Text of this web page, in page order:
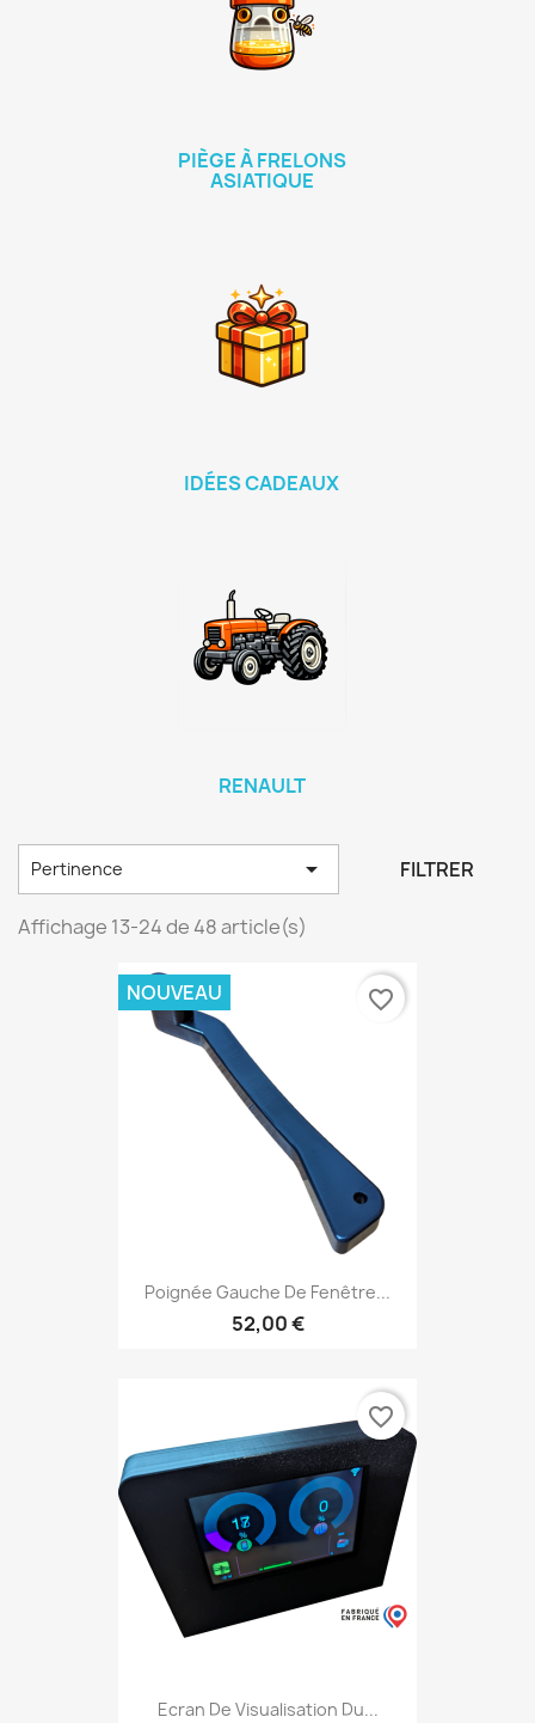
PIÈGE À FRELONS
ASIATIQUE
IDÉES CADEAUX
RENAULT
Pertinence  FILTRER
Affichage 13-24 de 48 article(s)
Poignée Gauche De Fenêtre...
52,00 €
NOUVEAU favorite_border
Ecran De Visualisation Du...
favorite_border